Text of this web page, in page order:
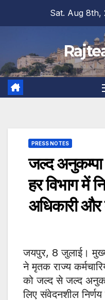
Sat. Aug 8th,
PRESS NOTES
जल्द अनुकम्पा
हर विभाग में
अधिकारी और
जयपुर, 8 जुलाई।
ने मृतक राज्य
को जल्द से जल्द
लिए संवेदनशील